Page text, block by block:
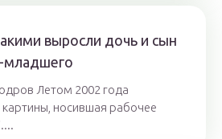
выросли дочь и сын
младшего
Летом 2002 года
носившая рабочее